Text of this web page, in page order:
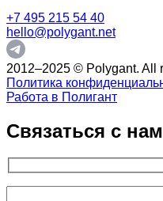
+7 495 215 54 40
hello@polygant.net
2012–2025 © Polygant. All
Политика
Работа в Полигант
Связаться с